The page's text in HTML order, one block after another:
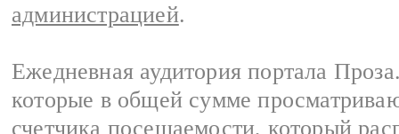
администрацией.
Ежедневная аудитория портала
которые в общей сумме
счетчика посещаемости, который